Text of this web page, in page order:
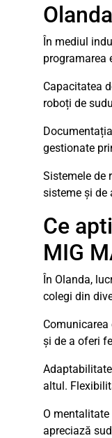
În mediul
programarea
Capacitatea
roboți de
gestionate
Sistemele de
sisteme și de
Ce
MIG
În Olanda,
colegi din
și de a oferi
altul.
O
apreciază